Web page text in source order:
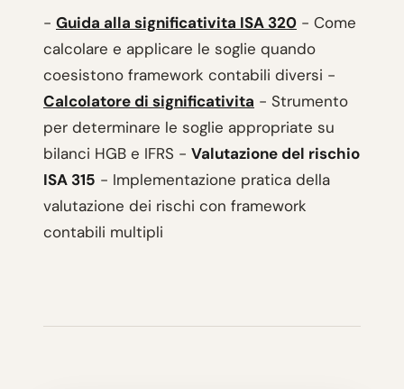
- Guida alla significativita ISA 320 - Come
calcolare e applicare le soglie quando
coesistono framework contabili diversi -
Calcolatore di significativita - Strumento
per determinare le soglie appropriate su
bilanci HGB e IFRS - Valutazione del rischio
ISA 315 - Implementazione pratica della
valutazione dei rischi con framework
contabili multipli